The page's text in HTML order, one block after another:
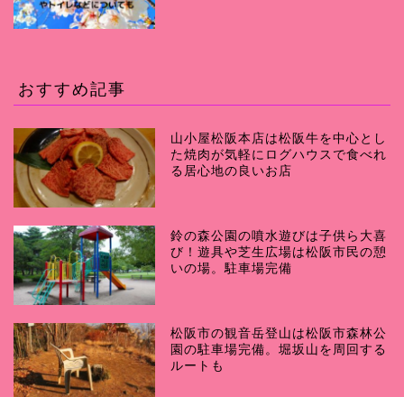
おすすめ記事
山小屋松阪本店は松阪牛を中心とし
た焼肉が気軽にログハウスで食べれ
る居心地の良いお店
鈴の森公園の噴水遊びは子供ら大喜
び！遊具や芝生広場は松阪市民の憩
いの場。駐車場完備
松阪市の観音岳登山は松阪市森林公
園の駐車場完備。堀坂山を周回する
ルートも